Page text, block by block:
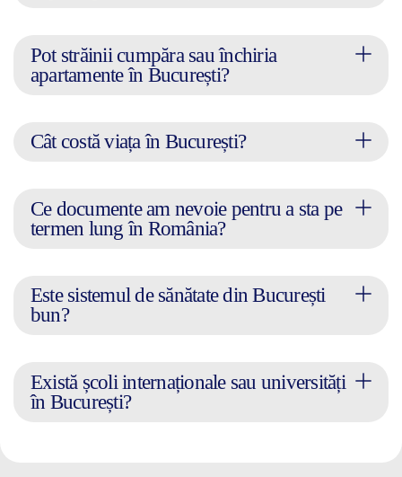
Pot străinii cumpăra sau închiria
apartamente în București?
Cât costă viața în București?
Ce documente am nevoie pentru a sta pe
termen lung în România?
Este sistemul de sănătate din București
bun?
Există școli internaționale sau universități
în București?